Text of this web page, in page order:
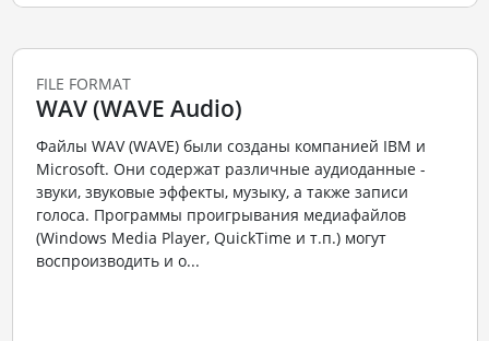
FILE FORMAT
WAV (WAVE Audio)
Файлы WAV (WAVE) были созданы компанией IBM и
Microsoft. Они содержат различные аудиоданные -
звуки, звуковые эффекты, музыку, а также записи
голоса. Программы проигрывания медиафайлов
(Windows Media Player, QuickTime и т.п.) могут
воспроизводить и о...